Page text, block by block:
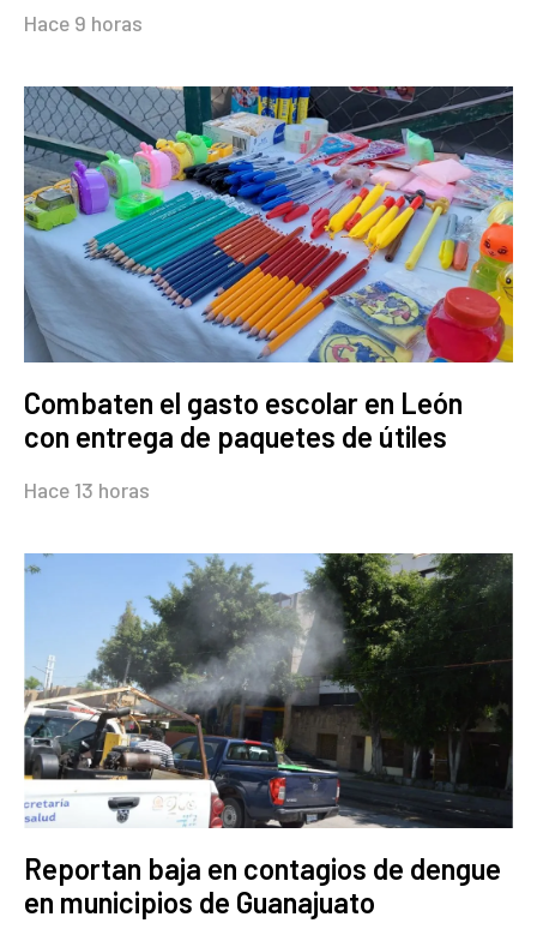
Hace 9 horas
Combaten el gasto escolar en León
con entrega de paquetes de útiles
Hace 13 horas
Reportan baja en contagios de dengue
en municipios de Guanajuato